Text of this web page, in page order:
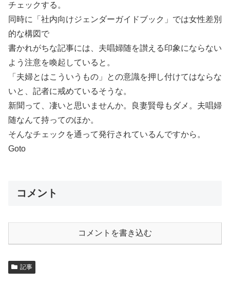
チェックする。
同時に「社内向けジェンダーガイドブック」では女性差別
的な構図で
書かれがちな記事には、夫唱婦随を讃える印象にならない
よう注意を喚起していると。
「夫婦とはこういうもの」との意識を押し付けてはならな
いと、記者に戒めているそうな。
新聞って、凄いと思いませんか。良妻賢母もダメ。夫唱婦
随なんて持ってのほか。
そんなチェックを通って発行されているんですから。
Goto
コメント
コメントを書き込む
記事